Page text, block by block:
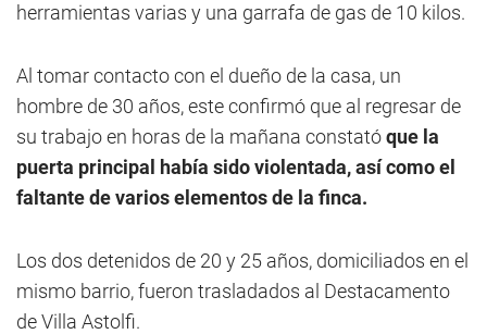
herramientas varias y una garrafa de gas de 10 kilos.
Al tomar contacto con el dueño de la casa, un
hombre de 30 años, este confirmó que al regresar de
su trabajo en horas de la mañana constatóque la
puerta principal había sido violentada, así como el
faltante de varios elementos de la finca.
Los dos detenidos de 20 y 25 años, domiciliados en el
mismo barrio, fueron trasladados al Destacamento
de Villa Astolfi.